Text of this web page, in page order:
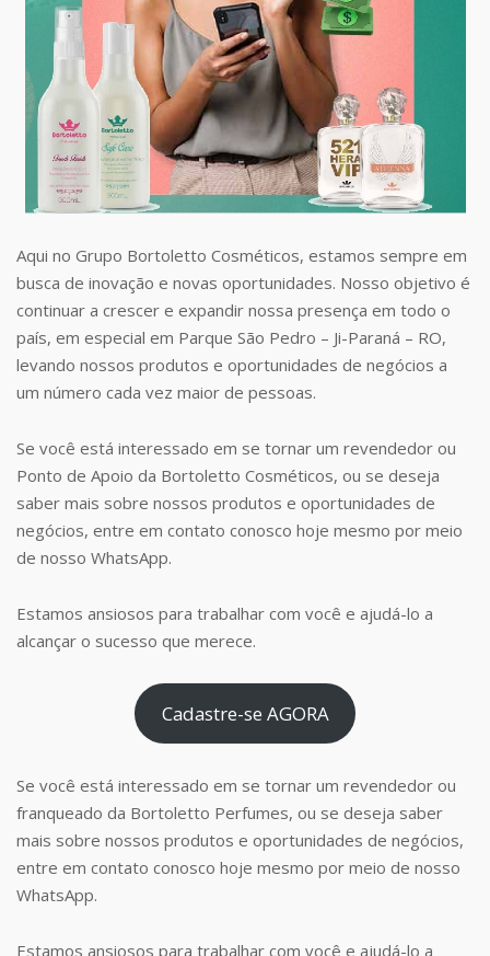
Aqui no Grupo Bortoletto Cosméticos, estamos sempre em
busca de inovação e novas oportunidades. Nosso objetivo é
continuar a crescer e expandir nossa presença em todo o
país, em especial em Parque São Pedro – Ji-Paraná – RO,
levando nossos produtos e oportunidades de negócios a
um número cada vez maior de pessoas.
Se você está interessado em se tornar um revendedor ou
Ponto de Apoio da Bortoletto Cosméticos, ou se deseja
saber mais sobre nossos produtos e oportunidades de
negócios, entre em contato conosco hoje mesmo por meio
de nosso WhatsApp.
Estamos ansiosos para trabalhar com você e ajudá-lo a
alcançar o sucesso que merece.
Cadastre-se AGORA
Se você está interessado em se tornar um revendedor ou
franqueado da Bortoletto Perfumes, ou se deseja saber
mais sobre nossos produtos e oportunidades de negócios,
entre em contato conosco hoje mesmo por meio de nosso
WhatsApp.
Estamos ansiosos para trabalhar com você e ajudá-lo a